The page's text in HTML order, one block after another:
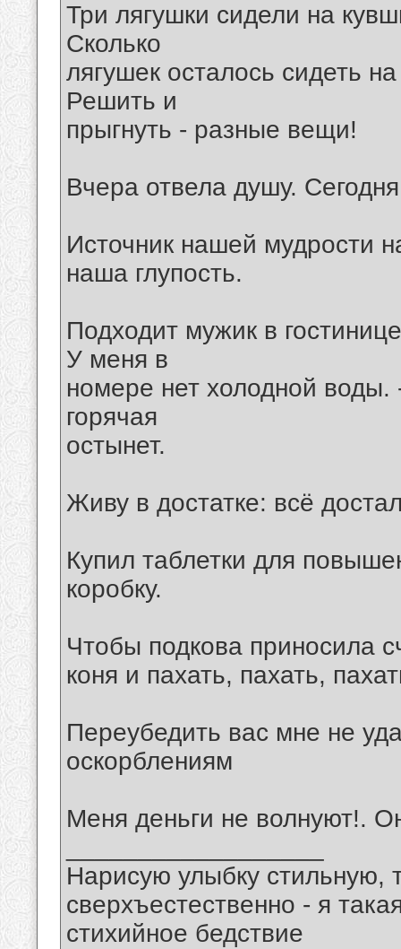
Три лягушки сидели на
Сколько
лягушек осталось сидеть
Решить и
прыгнуть - разные вещи!
Вчера отвела душу.
Источник нашей мудрости
наша глупость.
Подходит мужик в
У меня в
номере нет холодной
горячая
остынет.
Живу в достатке: всё
Купил таблетки для
коробку.
Чтобы подкова приносила
коня и пахать, пахать,
Переубедить вас мне не
оскорблениям
Меня деньги не волнуют!.
Нарисую улыбку стильную,
сверхъестественно - я
стихийное бедствие